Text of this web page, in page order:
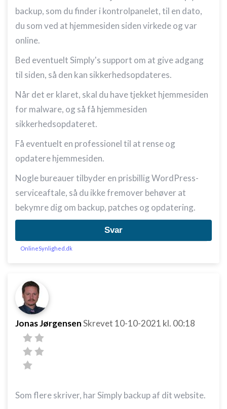
backup, som du finder i kontrolpanelet, til en dato,
du som ved at hjemmesiden siden virkede og var
online.
Bed eventuelt Simply's support om at give adgang
til siden, så den kan sikkerhedsopdateres.
Når det er klaret, skal du have tjekket hjemmesiden
for malware, og så få hjemmesiden
sikkerhedsopdateret.
Få eventuelt en professionel til at rense og
opdatere hjemmesiden.
Nogle bureauer tilbyder en prisbillig WordPress-
serviceaftale, så du ikke fremover behøver at
bekymre dig om backup, patches og opdatering.
Svar
OnlineSynlighed.dk
Jonas JørgensenSkrevet 10-10-2021 kl. 00:18
Som flere skriver, har Simply backup af dit website.